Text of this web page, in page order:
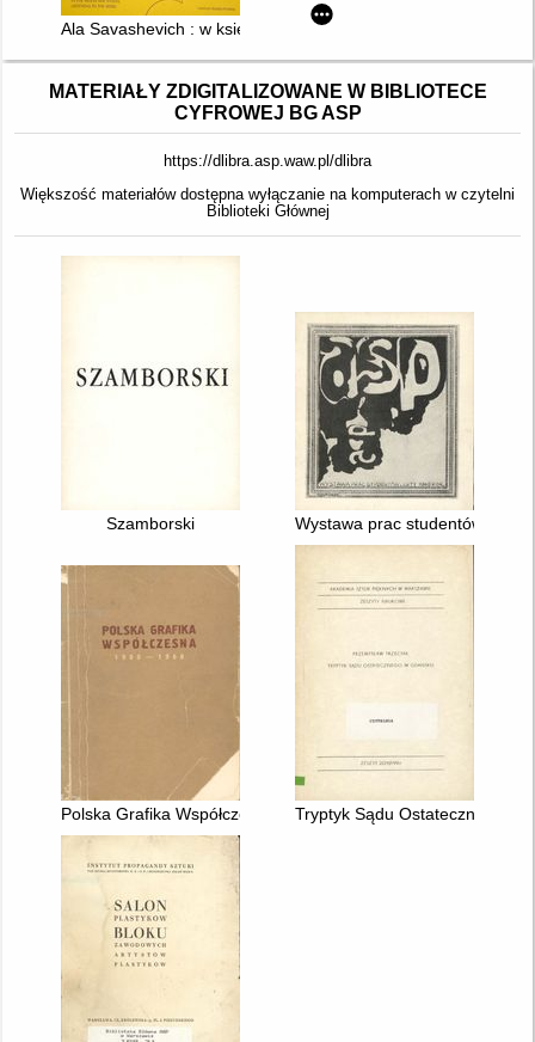
Ala Savashevich : w księżycu stała, wiatru słuchała = in the
MATERIAŁY ZDIGITALIZOWANE W BIBLIOTECE
CYFROWEJ BG ASP
https://dlibra.asp.waw.pl/dlibra
Większość materiałów dostępna wyłączanie na komputerach w czytelni
Biblioteki Głównej
Szamborski Wystawa prac studentów ASP
Polska Grafika Współczesna 1900 - 1960 : katalog
Tryptyk Sądu Ostatecznego w